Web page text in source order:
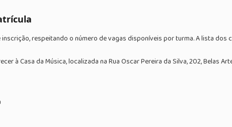
respeitando o número de vagas disponíveis por turma. A lista dos
à Casa da Música, localizada na Rua Oscar Pereira da Silva, 202, Belas